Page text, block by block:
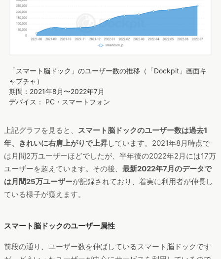
「スマート脳ドック」のユーザー数の推移（「Dockpit」画面キ
ャプチャ）
期間：2021年8月〜2022年7月
デバイス： PC・スマートフォン
上記グラフを見ると、 スマート脳ドックのユーザー数は過去1
年、きれいに右肩上がりで上昇しています。2021年8月時点で
は月間2万ユーザーほどでしたが、半年後の2022年2月には17万
ユーザーを超えています。その後、 最新2022年7月のデータで
は月間25万ユーザーが記録されており、着実に利用者が伸長し
ている様子が窺えます。
スマート脳ドックのユーザー属性
前段の通り、ユーザー数を伸ばしているスマート脳ドックです